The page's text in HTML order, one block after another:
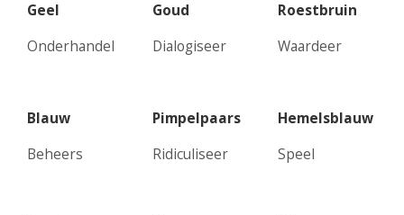
Geel
Onderhandel
Blauw
Beheers
Goud
Dialogiseer
Pimpelpaars
Ridiculiseer
Roestbruin
Waardeer
Hemelsblauw
Speel